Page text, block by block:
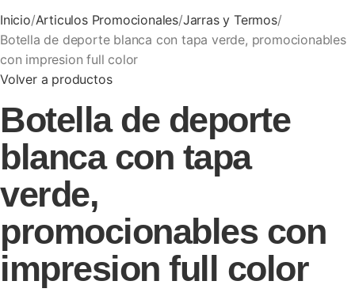
Inicio Articulos Promocionales Jarras y Termos
Botella de deporte blanca con tapa verde, promocionables
con impresion full color
Volver a productos
Botella de deporte
blanca con tapa
verde,
promocionables con
impresion full color